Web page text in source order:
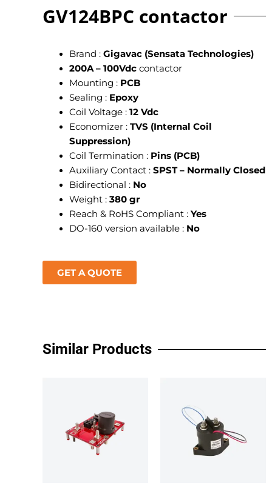
GV124BPC contactor
Brand : Gigavac (Sensata Technologies)
200A – 100Vdccontactor
Mounting : PCB
Sealing : Epoxy
Coil Voltage : 12 Vdc
Economizer : TVS (Internal Coil
Suppression)
Coil Termination : Pins (PCB)
Auxiliary Contact : SPST – Normally Closed
Bidirectional : No
Weight : 380 gr
Reach & RoHS Compliant : Yes
DO-160 version available : No
GET A QUOTE
Similar Products